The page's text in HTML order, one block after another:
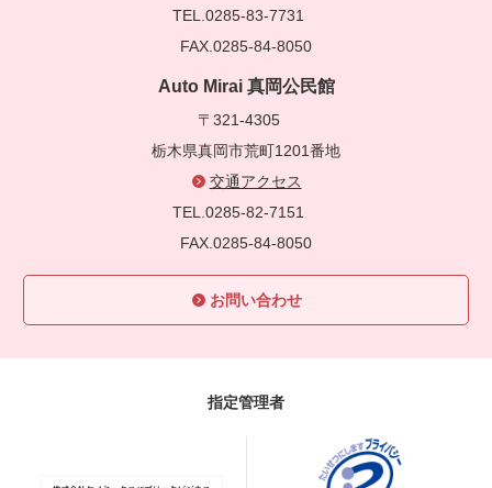
TEL.0285-83-7731
FAX.0285-84-8050
Auto Mirai 真岡公民館
〒321-4305
栃木県真岡市荒町1201番地
交通アクセス
TEL.0285-82-7151
FAX.0285-84-8050
お問い合わせ
指定管理者